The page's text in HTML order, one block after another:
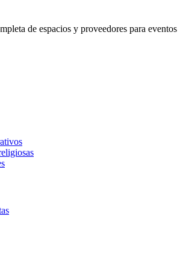
de espacios y proveedores para eventos